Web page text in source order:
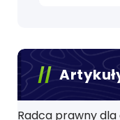
Radca prawny